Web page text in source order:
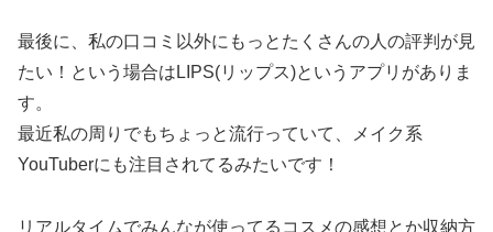
最後に、私の口コミ以外にもっとたくさんの人の評判が見
たい！という場合はLIPS(リップス)というアプリがありま
す。
最近私の周りでもちょっと流行っていて、メイク系
YouTuberにも注目されてるみたいです！
リアルタイムでみんなが使ってるコスメの感想とか収納方